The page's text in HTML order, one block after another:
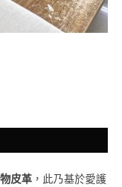
皮革 ，此乃基於愛護